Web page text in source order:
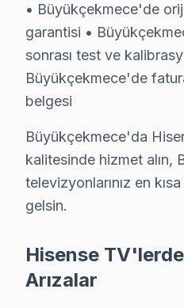
Şeffaf Fiyatlandırma
Servis sürecinin
Ücretsiz Arıza Tespiti:
Şeffaf Fiyat Teklifi: Hangi
Garantili Servis Avantajı:
» Basit arızalarda aynı
Hisense Servisi
Büyükçekmece'de
Büyükçekmece
• Büyükçekmece'de
garantisi •
sonrası test ve
Büyükçekmece'de
belgesi
Büyükçekmece'da
kalitesinde hizmet alın,
televizyonlarınız en
gelsin.
Hisense
Arızalar